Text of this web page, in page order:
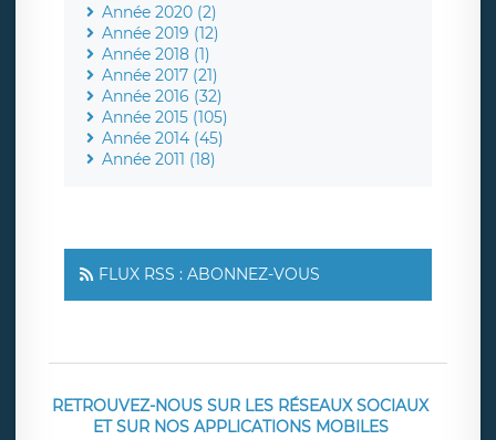
Année 2020 (2)
Année 2019 (12)
Année 2018 (1)
Année 2017 (21)
Année 2016 (32)
Année 2015 (105)
Année 2014 (45)
Année 2011 (18)
FLUX RSS : ABONNEZ-VOUS
RETROUVEZ-NOUS SUR LES RÉSEAUX SOCIAUX
ET SUR NOS APPLICATIONS MOBILES